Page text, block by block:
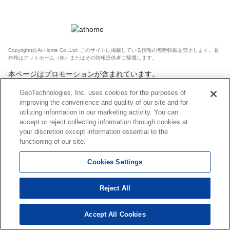
Copyright(c) At Home Co.,Ltd. このサイトに掲載している情報の無断転載を禁止します。著
作権はアットホーム（株）またはその情報提供者に帰属します。
本ページはプロモーションが含まれています。
GeoTechnologies, Inc. uses cookies for the purposes of
improving the convenience and quality of our site and for
utilizing information in our marketing activity. You can
accept or reject collecting information through cookies at
your discretion except information essential to the
functioning of our site.
Cookies Settings
Reject All
Accept All Cookies